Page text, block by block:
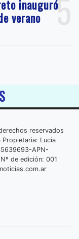
5
inauguró
verano
reservados
Lucia
APN-
de edición: 001